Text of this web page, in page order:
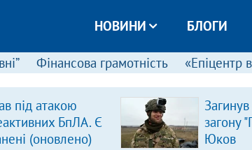
НОВИНИ БЛОГИ
Фінансова грамотність «Епіцентр
під атакою
БпЛА. Є
(оновлено)
загону
Юков